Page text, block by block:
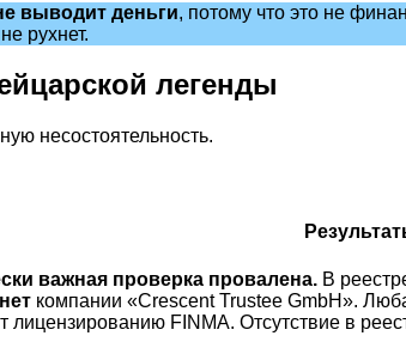
выводит деньги, потому что это не
рухнет.
легенды
несостоятельность.
важная проверка провалена. В
нет компании «Crescent Trustee GmbH».
лицензированию FINMA. Отсутствие в